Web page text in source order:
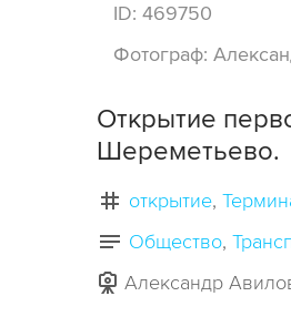
ID: 469750
Фотограф:
Открытие
Шереметьево.
открытие
Общество
Александр